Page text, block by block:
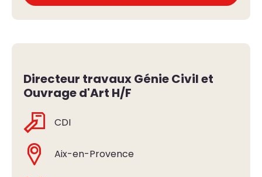
Directeur travaux Génie Civil et
Ouvrage d'Art H/F
CDI
Aix-en-Provence